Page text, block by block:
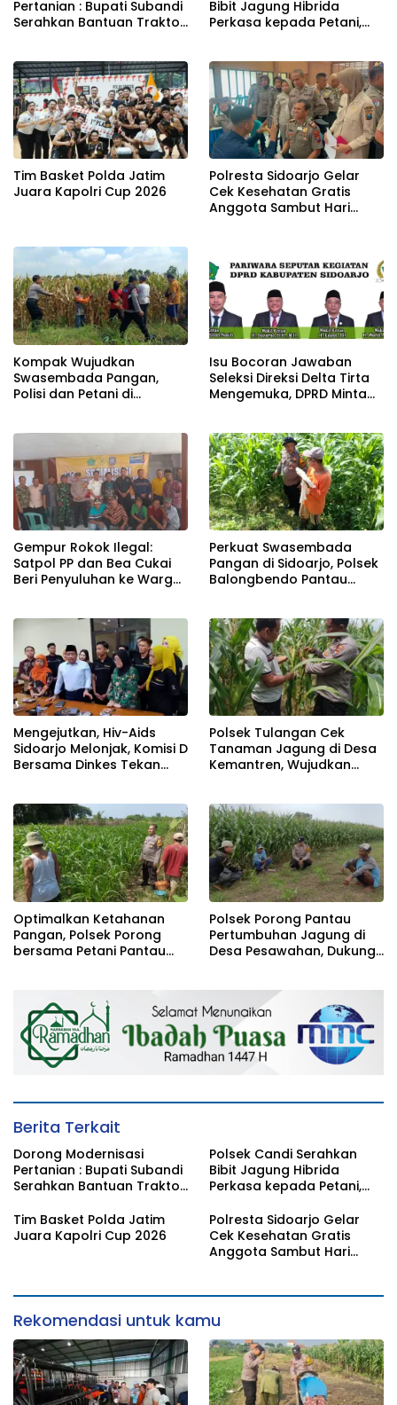
Pertanian : Bupati Subandi
Serahkan Bantuan Traktor
Bibit Jagung Hibrida
Perkasa kepada Petani,
Tim Basket Polda Jatim
Juara Kapolri Cup 2026
Polresta Sidoarjo Gelar
Cek Kesehatan Gratis
Anggota Sambut Hari
Kompak Wujudkan
Swasembada Pangan,
Polisi dan Petani di
Isu Bocoran Jawaban
Seleksi Direksi Delta Tirta
Mengemuka, DPRD Minta
Gempur Rokok Ilegal:
Satpol PP dan Bea Cukai
Beri Penyuluhan ke Warga
Perkuat Swasembada
Pangan di Sidoarjo, Polsek
Balongbendo Pantau
Mengejutkan, Hiv-Aids
Sidoarjo Melonjak, Komisi D
Bersama Dinkes Tekan
Polsek Tulangan Cek
Tanaman Jagung di Desa
Kemantren, Wujudkan
Optimalkan Ketahanan
Pangan, Polsek Porong
bersama Petani Pantau
Polsek Porong Pantau
Pertumbuhan Jagung di
Desa Pesawahan, Dukung
Berita Terkait
Dorong Modernisasi
Pertanian : Bupati Subandi
Serahkan Bantuan Traktor
Tulangan
Polsek Candi Serahkan
Bibit Jagung Hibrida
Perkasa kepada Petani,
Pangan di Sidoarjo
Tim Basket Polda Jatim
Juara Kapolri Cup 2026
Polresta Sidoarjo Gelar
Cek Kesehatan Gratis
Anggota Sambut Hari
Rekomendasi untuk kamu